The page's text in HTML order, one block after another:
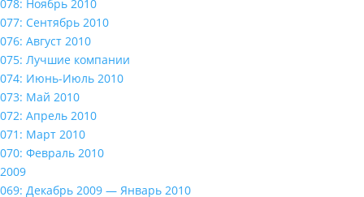
078: Ноябрь 2010
077: Сентябрь 2010
076: Август 2010
075: Лучшие компании
074: Июнь-Июль 2010
073: Май 2010
072: Апрель 2010
071: Март 2010
070: Февраль 2010
2009
069: Декабрь 2009 — Январь 2010